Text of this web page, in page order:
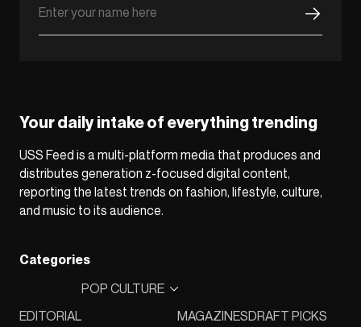
Your daily intake of everything trending
USS Feed is a multi-platform media that produces and
distributes generation z-focused digital content,
reporting the latest trends on fashion, lifestyle, culture,
and music to its audience.
Categories
EDITORIAL
POP CULTURE
MAGAZINESDRAFT PICKS